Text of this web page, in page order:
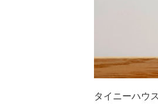
タイニーハウ